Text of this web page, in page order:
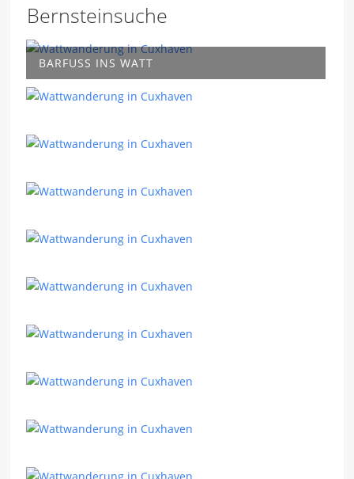
Bernsteinsuche
BARFUSS INS WATT